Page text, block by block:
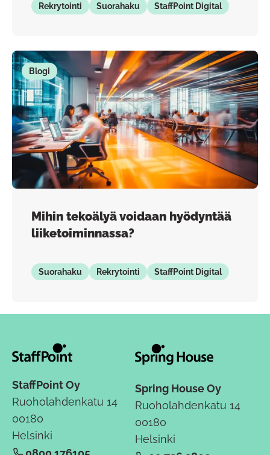
Rekrytointi Suorahaku StaffPoint Digital
Blogi
Mihin tekoälyä voidaan hyödyntää
liiketoiminnassa?
Suorahaku Rekrytointi StaffPoint Digital
StaffPoint Oy
Ruoholahdenkatu 14
00180
Helsinki
Spring House Oy
Ruoholahdenkatu 14
00180
Helsinki